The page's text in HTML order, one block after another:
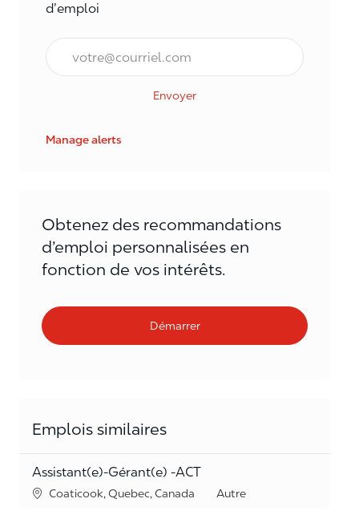
d’emploi
Courriel*
Envoyer
Manage alerts
Obtenez des recommandations
d’emploi personnalisées en
fonction de vos intérêts.
Démarrer
Emplois similaires
Assistant(e)-Gérant(e) -ACT
LieuCoaticook, Quebec, Canada Catégorie
Autre